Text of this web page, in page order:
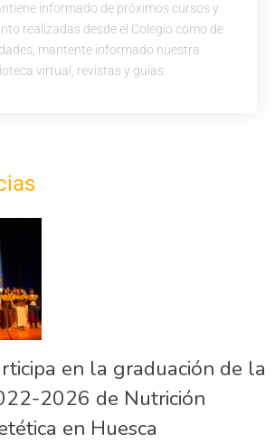
informado de próximos cursos y
realizadas desde el Colegio como de
mantente informado nuestra
virtual, revistas y guías.
en la graduación de la
2026 de Nutrición
en Huesca